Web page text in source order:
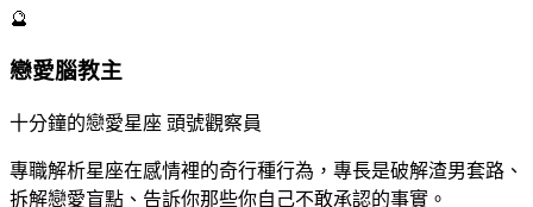
🔮
戀愛腦教主
十分鐘的戀愛星座 頭號觀察員
專職解析星座在感情裡的奇行種行為，專長是破解渣男套路、
拆解戀愛盲點、告訴你那些你自己不敢承認的事實。